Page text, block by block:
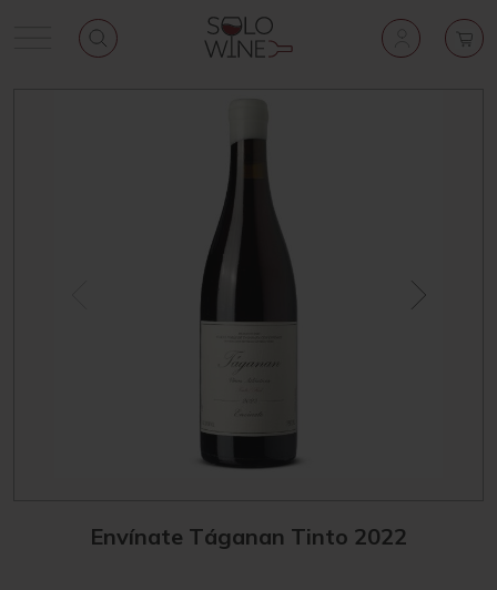
Envínate Táganan Tinto 2022